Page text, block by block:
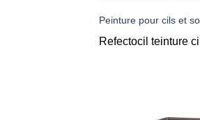
Peinture pour cils et
Refectocil teinture